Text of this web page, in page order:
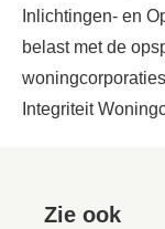
Inlichtingen- en
belast met de
Integriteit
Zie ook